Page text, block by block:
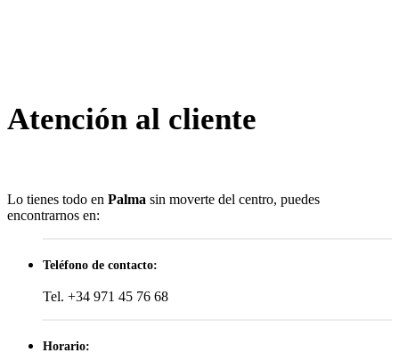
Atención al cliente
Lo tienes todo en Palma sin moverte del centro, puedes
encontrarnos en:
Teléfono de contacto:
Tel. +34 971 45 76 68
Horario: